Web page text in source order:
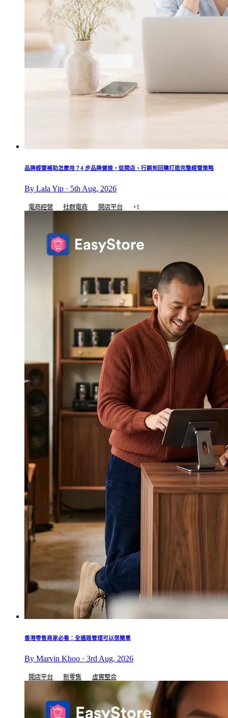
品牌經營補助怎麼用？4 步品牌健檢，從開店、行銷到回購打造完整經營策略
By Lala Yip · 5th Aug, 2026
電商經營 社群電商 開店平台 +1
香港零售商家必看：全通路管理可以很簡單
By Marvin Khoo · 3rd Aug, 2026
開店平台 新零售 虛實整合